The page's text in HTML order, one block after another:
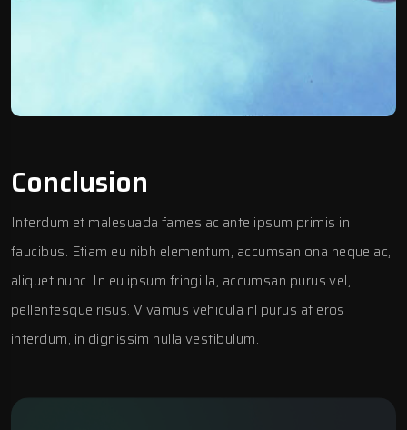
Conclusion
Interdum et malesuada fames ac ante ipsum primis in
faucibus. Etiam eu nibh elementum, accumsan ona neque ac,
aliquet nunc. In eu ipsum fringilla, accumsan purus vel,
pellentesque risus. Vivamus vehicula nl purus at eros
interdum, in dignissim nulla vestibulum.